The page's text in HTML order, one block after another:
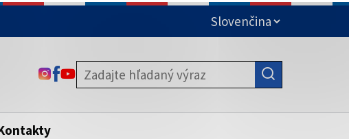
stránku. Zabezpečená stránka vždy začína
domény webového sídla.
ODKAZ SA OTVORÍ NA NOVEJ KARTE
ODKAZ SA OTVORÍ NA NOVEJ KARTE
ODKAZ SA OTVORÍ NA NOVEJ KARTE